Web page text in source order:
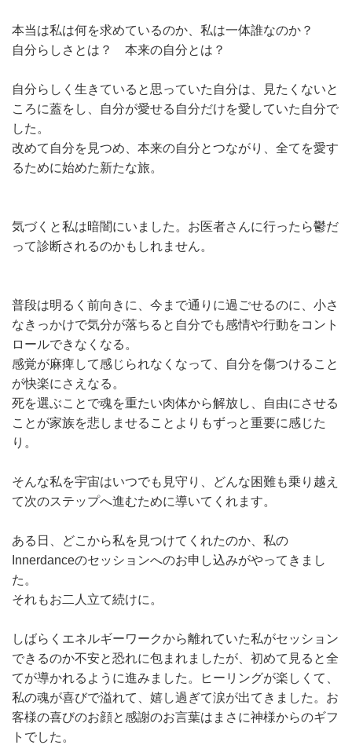
本当は私は何を求めているのか、私は一体誰なのか？
自分らしさとは？ 本来の自分とは？
自分らしく生きていると思っていた自分は、見たくないと
ころに蓋をし、自分が愛せる自分だけを愛していた自分で
した。
改めて自分を見つめ、本来の自分とつながり、全てを愛す
るために始めた新たな旅。
気づくと私は暗闇にいました。お医者さんに行ったら鬱だ
って診断されるのかもしれません。
普段は明るく前向きに、今まで通りに過ごせるのに、小さ
なきっかけで気分が落ちると自分でも感情や行動をコント
ロールできなくなる。
感覚が麻痺して感じられなくなって、自分を傷つけること
が快楽にさえなる。
死を選ぶことで魂を重たい肉体から解放し、自由にさせる
ことが家族を悲しませることよりもずっと重要に感じた
り。
そんな私を宇宙はいつでも見守り、どんな困難も乗り越え
て次のステップへ進むために導いてくれます。
ある日、どこから私を見つけてくれたのか、私の
Innerdanceのセッションへのお申し込みがやってきまし
た。
それもお二人立て続けに。
しばらくエネルギーワークから離れていた私がセッション
できるのか不安と恐れに包まれましたが、初めて見ると全
てが導かれるように進みました。ヒーリングが楽しくて、
私の魂が喜びで溢れて、嬉し過ぎて涙が出てきました。お
客様の喜びのお顔と感謝のお言葉はまさに神様からのギフ
トでした。